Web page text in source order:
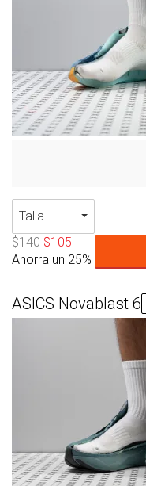
Talla
$140 $105
Ahorra un 25%
ASICS Novablast 6